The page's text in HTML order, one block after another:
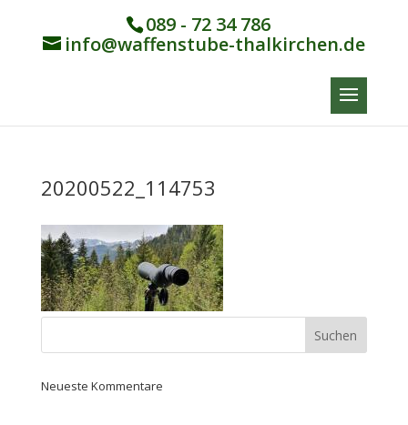
089 - 72 34 786
info@waffenstube-thalkirchen.de
20200522_114753
Neueste Kommentare